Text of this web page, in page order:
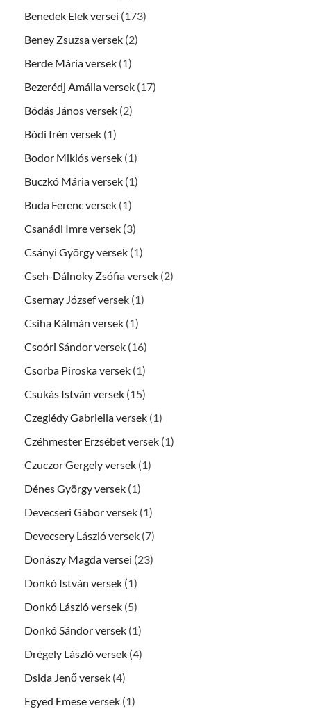
Benedek Elek versei (173)
Beney Zsuzsa versek (2)
Berde Mária versek (1)
Bezerédj Amália versek (17)
Bódás János versek (2)
Bódi Irén versek (1)
Bodor Miklós versek (1)
Buczkó Mária versek (1)
Buda Ferenc versek (1)
Csanádi Imre versek (3)
Csányi György versek (1)
Cseh-Dálnoky Zsófia versek (2)
Csernay József versek (1)
Csiha Kálmán versek (1)
Csoóri Sándor versek (16)
Csorba Piroska versek (1)
Csukás István versek (15)
Czeglédy Gabriella versek (1)
Czéhmester Erzsébet versek (1)
Czuczor Gergely versek (1)
Dénes György versek (1)
Devecseri Gábor versek (1)
Devecsery László versek (7)
Donászy Magda versei (23)
Donkó István versek (1)
Donkó László versek (5)
Donkó Sándor versek (1)
Drégely László versek (4)
Dsida Jenő versek (4)
Egyed Emese versek (1)